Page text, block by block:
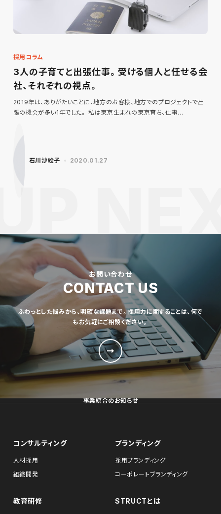
採用コラム
3人の子育てと出張仕事。受ける個人と任せる会
社、それぞれの視点。
2019年は、ありがたいことに、地方のお客様、地方でのプロジェクトで出
張の機会が多い1年でした。 私は東京生まれの東京育ち、仕事…
石川沙絵子 2020.01.27
お問い合わせ
CONTACT US
ふわっとした悩みから、明確な課題まで。採用力に関することは、何で
もお気軽にご相談ください。
事業統合のお知らせ
コンサルティング
人材採用
組織開発
ブランディング
採用ブランディング
コーポレートブランディング
教育研修 STRUCTとは